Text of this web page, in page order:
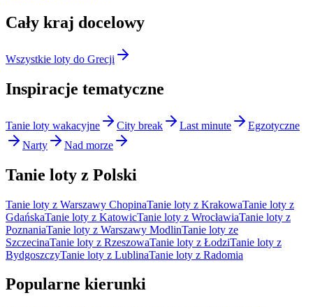
Cały kraj docelowy
Wszystkie loty do Grecji
Inspiracje tematyczne
Tanie loty wakacyjne City break Last minute
Egzotyczne
Narty
Nad morze
Tanie loty z Polski
Tanie loty z Warszawy ChopinaTanie loty z KrakowaTanie loty z
GdańskaTanie loty z KatowicTanie loty z WrocławiaTanie loty z
PoznaniaTanie loty z Warszawy ModlinTanie loty ze
SzczecinaTanie loty z RzeszowaTanie loty z ŁodziTanie loty z
BydgoszczyTanie loty z LublinaTanie loty z Radomia
Popularne kierunki